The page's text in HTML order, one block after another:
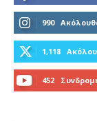
990
1,118
452